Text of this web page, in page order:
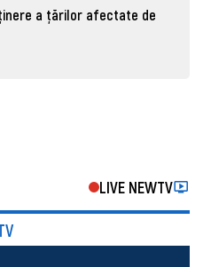
a țărilor afectate de
LIVE NEWTV